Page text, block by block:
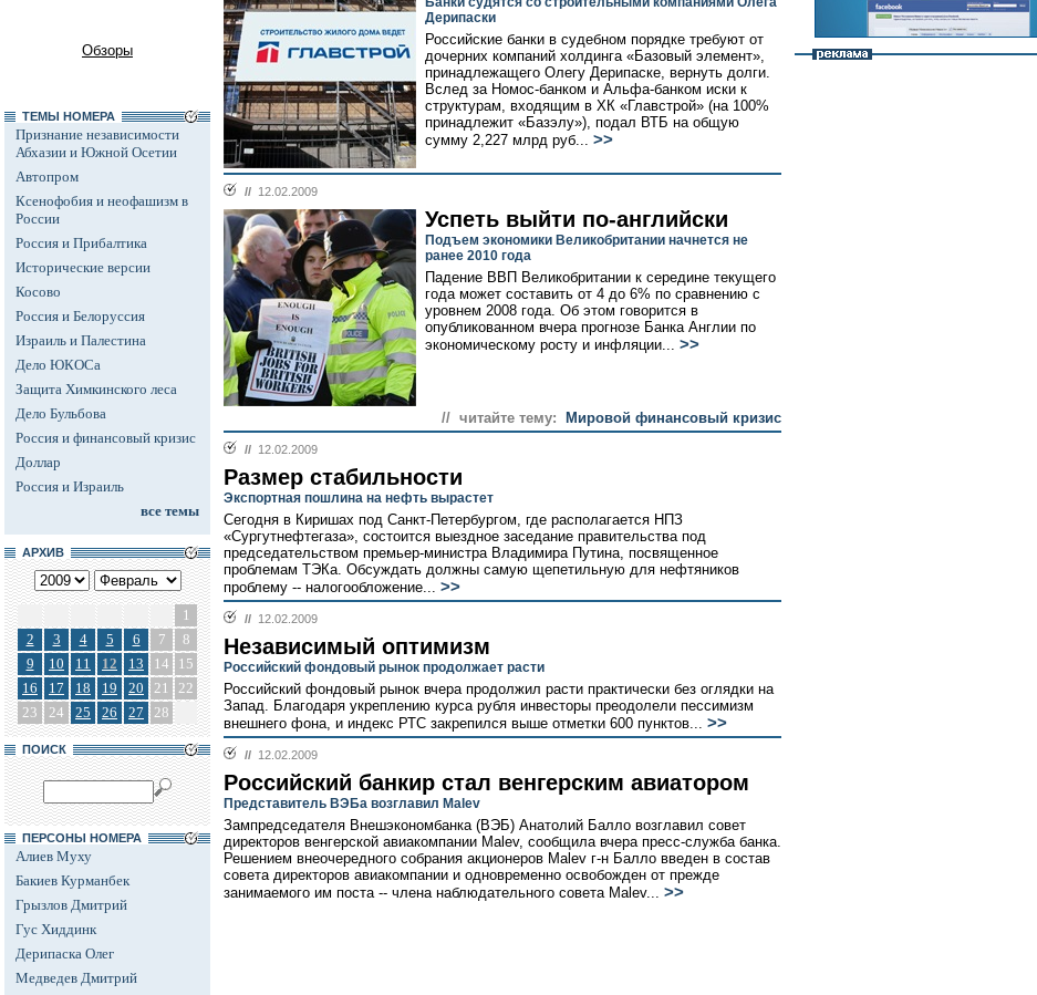
Обзоры
ТЕМЫ НОМЕРА
Признание независимости
Абхазии и Южной Осетии
Автопром
Ксенофобия и неофашизм в
России
Россия и Прибалтика
Исторические версии
Косово
Россия и Белоруссия
Израиль и Палестина
Дело ЮКОСа
Защита Химкинского леса
Дело Бульбова
Россия и финансовый кризис
Доллар
Россия и Израиль
все темы
АРХИВ
1
2
3 4 5 6 7
8
9
10 11 12 13 14
15
16
17 18 19 20 21
22
23
24 25 26 27 28
ПОИСК
ПЕРСОНЫ НОМЕРА
Алиев Муху
Бакиев Курманбек
Грызлов Дмитрий
Гус Хиддинк
Дерипаска Олег
Медведев Дмитрий
Дерипаски
Российские банки в судебном порядке требуют от
дочерних компаний холдинга «Базовый элемент»,
принадлежащего Олегу Дерипаске, вернуть долги.
Вслед за Номос-банком и Альфа-банком иски к
структурам, входящим в ХК «Главстрой» (на 100%
принадлежит «Базэлу»), подал ВТБ на общую
сумму 2,227 млрд руб... >>
// 12.02.2009
Успеть выйти по-английски
Подъем экономики Великобритании начнется не
ранее 2010 года
Падение ВВП Великобритании к середине текущего
года может составить от 4 до 6% по сравнению с
уровнем 2008 года. Об этом говорится в
опубликованном вчера прогнозе Банка Англии по
экономическому росту и инфляции... >>
// читайте тему: Мировой финансовый кризис
// 12.02.2009
Размер стабильности
Экспортная пошлина на нефть вырастет
Сегодня в Киришах под Санкт-Петербургом, где располагается НПЗ
«Сургутнефтегаза», состоится выездное заседание правительства под
председательством премьер-министра Владимира Путина, посвященное
проблемам ТЭКа. Обсуждать должны самую щепетильную для нефтяников
проблему -- налогообложение... >>
// 12.02.2009
Независимый оптимизм
Российский фондовый рынок продолжает расти
Российский фондовый рынок вчера продолжил расти практически без оглядки на
Запад. Благодаря укреплению курса рубля инвесторы преодолели пессимизм
внешнего фона, и индекс РТС закрепился выше отметки 600 пунктов... >>
// 12.02.2009
Российский банкир стал венгерским авиатором
Представитель ВЭБа возглавил Malev
Зампредседателя Внешэкономбанка (ВЭБ) Анатолий Балло возглавил совет
директоров венгерской авиакомпании Malev, сообщила вчера пресс-служба банка.
Решением внеочередного собрания акционеров Malev г-н Балло введен в состав
совета директоров авиакомпании и одновременно освобожден от прежде
занимаемого им поста -- члена наблюдательного совета Malev... >>